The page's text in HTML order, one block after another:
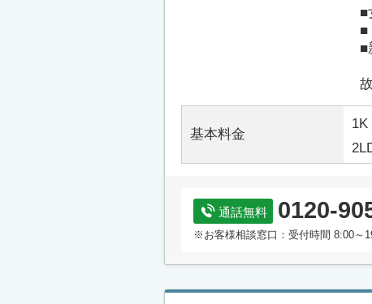
■
■
■
基本料金
1K
通話無料 0120-
※お客様相談窓口：受付時間 8:00～